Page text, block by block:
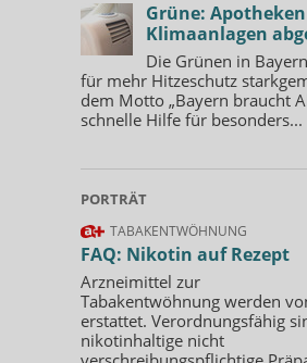
Grüne:
Klimaanlagen
Die Grünen in
für mehr Hitzeschutz
dem Motto „Bayern braucht
schnelle Hilfe für besonders...
PORTRÄT
TABAKENTWÖHNUNG
FAQ: Nikotin auf Rezept
Arzneimittel zur
Tabakentwöhnung werden
erstattet. Verordnungsfähig
nikotinhaltige nicht